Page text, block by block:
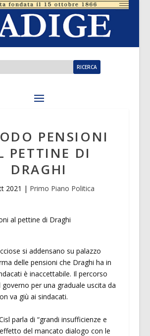
PENSIONI
PETTINE DI
DRAGHI
2021 | Primo Piano Politica
si addensano su palazzo
delle pensioni che Draghi ha in
è inaccettabile. Il percorso
per una graduale uscita da
va giù ai sindacati.
parla di “grandi insufficienze e
del mancato dialogo con le